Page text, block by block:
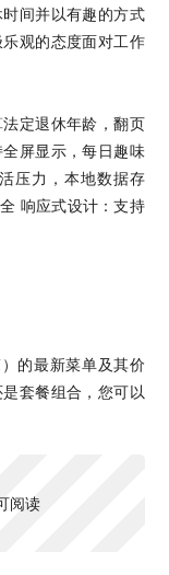
间并以有趣的方式
观的态度面对工作
定退休年龄，翻页
屏显示，每日趣味
压力，本地数据存
响应式设计：支持
的最新菜单及其价
套餐组合，您可以
阅读